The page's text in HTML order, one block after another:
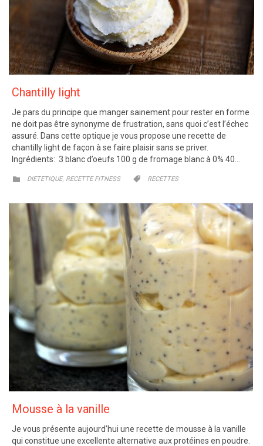
Chantilly light
Je pars du principe que manger sainement pour rester en forme
ne doit pas être synonyme de frustration, sans quoi c’est l’échec
assuré. Dans cette optique je vous propose une recette de
chantilly light de façon à se faire plaisir sans se priver.
Ingrédients: 3 blanc d’oeufs 100 g de fromage blanc à 0% 40…
 CATEGORY
DIETETIQUE, RECETTE FITNESS  CATEGORY
RECETTES
Mousse à la vanille
Je vous présente aujourd’hui une recette de mousse à la vanille
qui constitue une excellente alternative aux protéines en poudre.